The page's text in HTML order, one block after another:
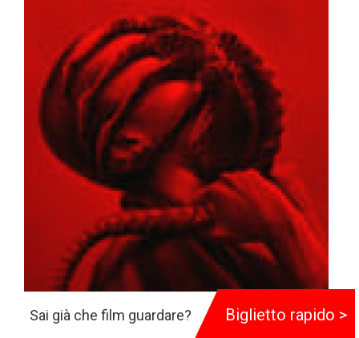
Sai già che film guardare? Biglietto rapido >